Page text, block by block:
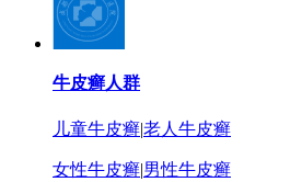
牛皮癣人群
儿童牛皮癣|老人牛皮癣
女性牛皮癣|男性牛皮癣